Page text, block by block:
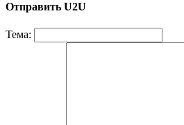
Отправить U2U
Тема: